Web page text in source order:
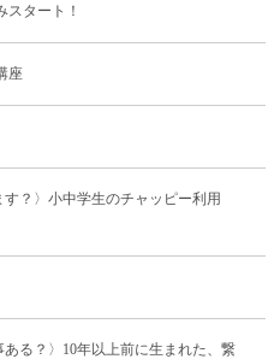
スタート！
座
？〉小中学生のチャッピー利用
る？〉10年以上前に生まれた、繋